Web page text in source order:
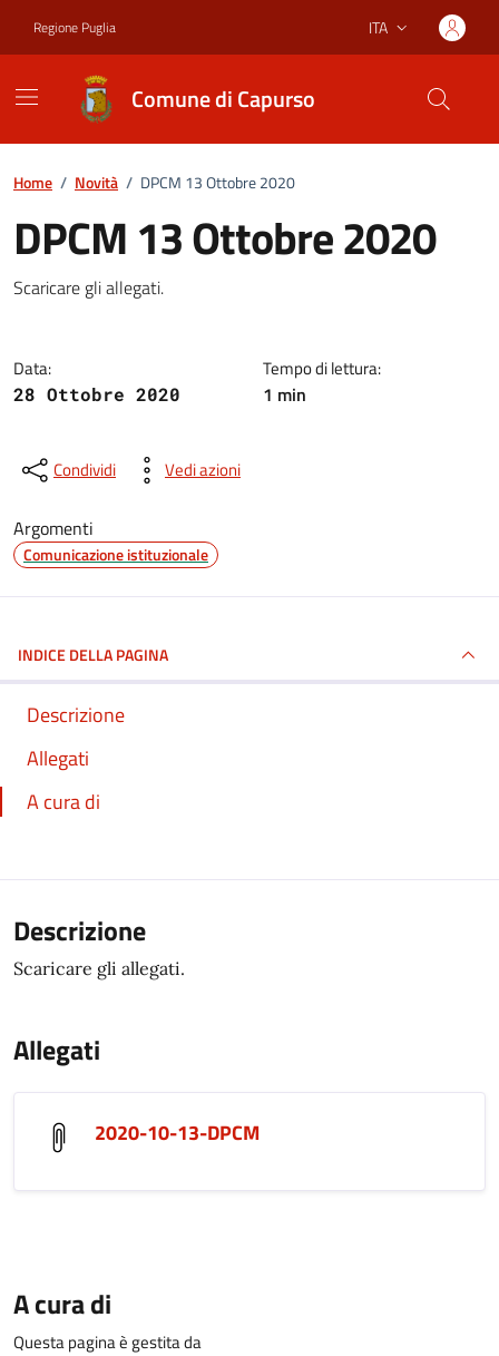
Regione Puglia Lingua attiva:
ITA
Comune di Capurso
Home / Novità / DPCM 13 Ottobre 2020
DPCM 13 Ottobre 2020
Dettagli della notizia
Scaricare gli allegati.
Data:
28 Ottobre 2020
Tempo di lettura:
1 min
Condividi Vedi azioni
Argomenti
Comunicazione istituzionale
INDICE DELLA PAGINA
Descrizione
Allegati
A cura di
Descrizione
Scaricare gli allegati.
Allegati
2020-10-13-DPCM
A cura di
Questa pagina è gestita da